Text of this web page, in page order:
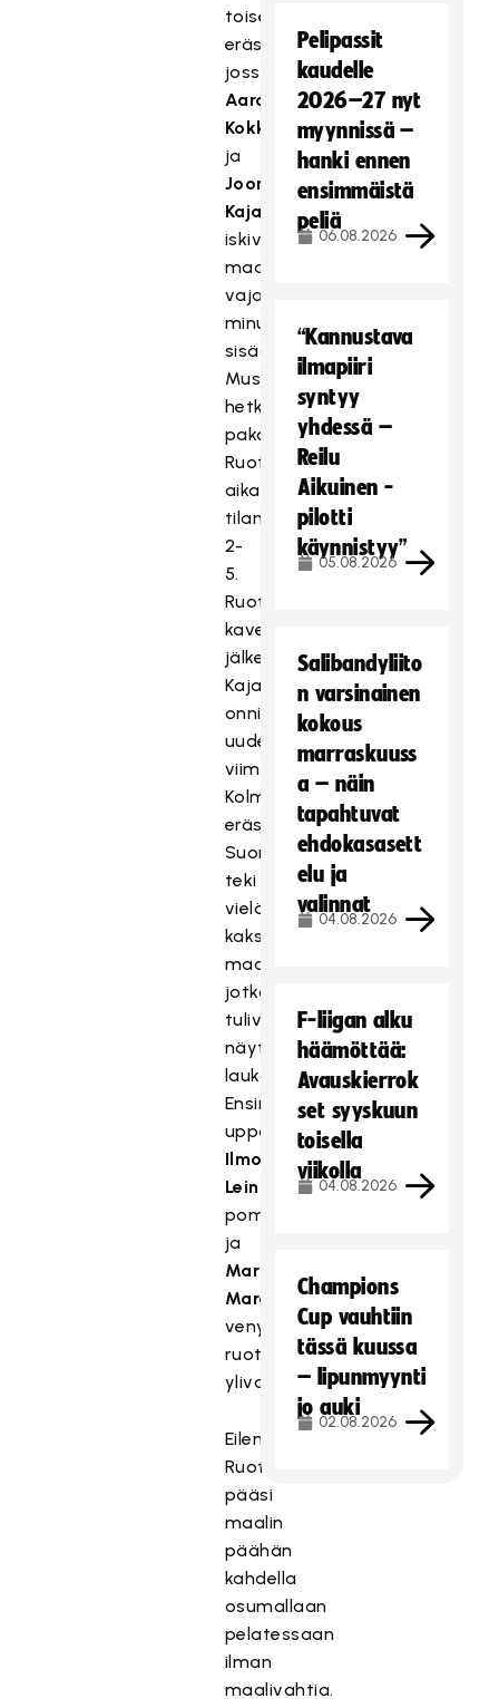
toisessa
erässä,
jossa
Aaro
Kokko
ja
Joona
Kajaala
iskivät
maalit
vajaan
minuutin
sisään.
Musta
hetki
pakotti
Ruotsin
aikalisälle
tilanteessa
2-
5.
Ruotsin
kavennuksen
jälkeen
Kajaala
onnistui
uudelleen
viimeistelyssä.
Kolmannessa
erässä
Suomi
teki
vielä
kaksi
maalia,
jotka
tulivat
näyttävillä
laukauksilla.
Ensin
upposi
Ilmo
Leinon
pommi
ja
Markus
Maronen
venytti
ruotsalaisverkkoa
ylivoimalla.
Eilen
Ruotsi
pääsi
maalin
päähän
kahdella
osumallaan
pelatessaan
ilman
maalivahtia.
Pelipassit
kaudelle
2026–27 nyt
myynnissä –
hanki ennen
ensimmäistä
peliä
06.08.2026
“Kannustava
ilmapiiri
syntyy
yhdessä –
Reilu
Aikuinen -
pilotti
käynnistyy”
05.08.2026
Salibandyliito
n varsinainen
kokous
marraskuuss
a – näin
tapahtuvat
ehdokasasett
elu ja
valinnat
04.08.2026
F-liigan alku
häämöttää:
Avauskierrok
set syyskuun
toisella
viikolla
04.08.2026
Champions
Cup vauhtiin
tässä kuussa
– lipunmyynti
jo auki
02.08.2026